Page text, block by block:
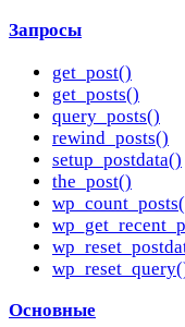
Запросы
get_post()
get_posts()
query_posts()
rewind_posts()
setup_postdata()
the_post()
Основные